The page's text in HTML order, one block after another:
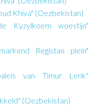
Khiva" (Oezbekistan)
Kyzylkoem woestijn"
Registan plein"
van Timur Lenk"
(Oezbekistan)